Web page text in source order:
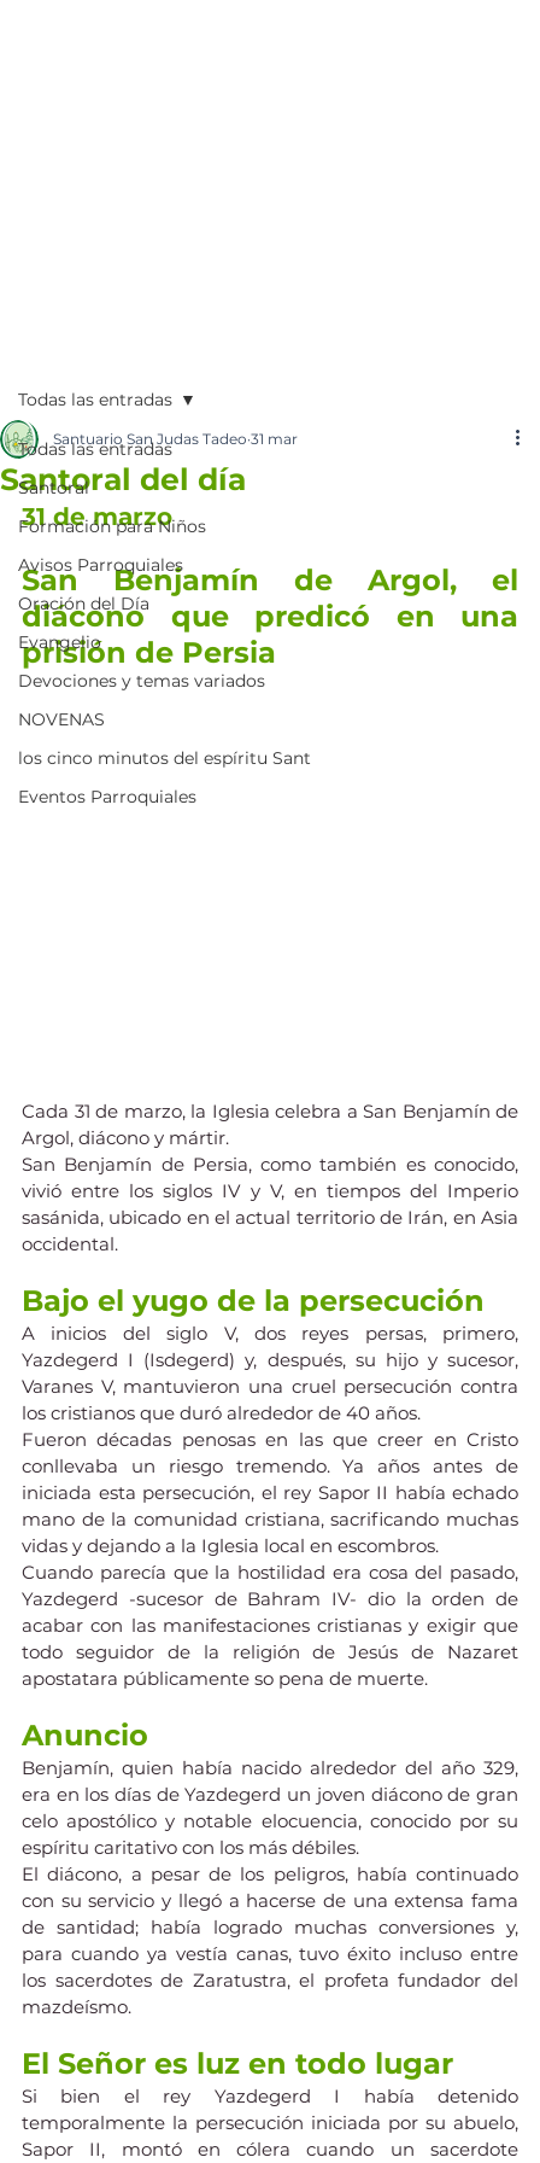
Todas las entradas
Santoral
Formación para Niños
Avisos Parroquiales
Oración del Día
Evangelio
Devociones y temas variados
NOVENAS
los cinco minutos del espíritu Sant
Eventos Parroquiales
Todas las entradas
Santoral del día
Santuario San Judas Tadeo 31 mar
31 de marzo
San Benjamín de Argol, el
diácono que predicó en una
prisión de Persia
Cada 31 de marzo, la Iglesia celebra a San Benjamín de
Argol, diácono y mártir.
San Benjamín de Persia, como también es conocido,
vivió entre los siglos IV y V, en tiempos del Imperio
sasánida, ubicado en el actual territorio de Irán, en Asia
occidental.
Bajo el yugo de la persecución
A inicios del siglo V, dos reyes persas, primero,
Yazdegerd I (Isdegerd) y, después, su hijo y sucesor,
Varanes V, mantuvieron una cruel persecución contra
los cristianos que duró alrededor de 40 años.
Fueron décadas penosas en las que creer en Cristo
conllevaba un riesgo tremendo. Ya años antes de
iniciada esta persecución, el rey Sapor II había echado
mano de la comunidad cristiana, sacrificando muchas
vidas y dejando a la Iglesia local en escombros.
Cuando parecía que la hostilidad era cosa del pasado,
Yazdegerd -sucesor de Bahram IV- dio la orden de
acabar con las manifestaciones cristianas y exigir que
todo seguidor de la religión de Jesús de Nazaret
apostatara públicamente so pena de muerte.
Anuncio
Benjamín, quien había nacido alrededor del año 329,
era en los días de Yazdegerd un joven diácono de gran
celo apostólico y notable elocuencia, conocido por su
espíritu caritativo con los más débiles.
El diácono, a pesar de los peligros, había continuado
con su servicio y llegó a hacerse de una extensa fama
de santidad; había logrado muchas conversiones y,
para cuando ya vestía canas, tuvo éxito incluso entre
los sacerdotes de Zaratustra, el profeta fundador del
mazdeísmo.
El Señor es luz en todo lugar
Si bien el rey Yazdegerd I había detenido
temporalmente la persecución iniciada por su abuelo,
Sapor II, montó en cólera cuando un sacerdote